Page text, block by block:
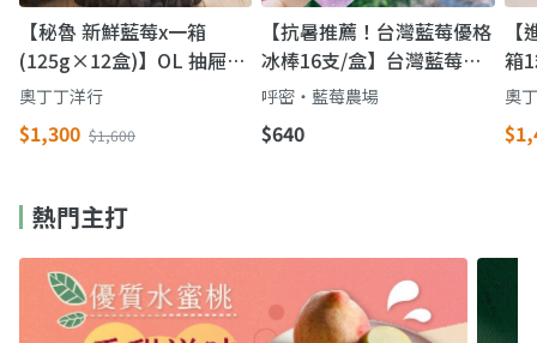
【秘魯 新鮮藍莓x一箱
(125g×12盒)】OL 抽屜必
備的「藍寶石」
奧丁丁洋行
$1,300 $1,600
【抗暑推薦！台灣藍莓優格
冰棒16支/盒】台灣藍莓鮮
果X優格 吃得到完整藍莓果
粒
呼密・藍莓農場
$640
箱
滿
奧
熱門主打